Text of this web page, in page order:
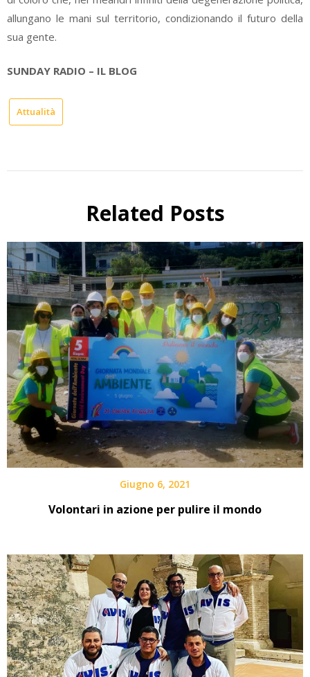
allungano le mani sul territorio, condizionando il futuro della
sua gente.
SUNDAY RADIO – IL BLOG
Attualità
Related Posts
Giugno 6, 2021
Volontari in azione per pulire il mondo